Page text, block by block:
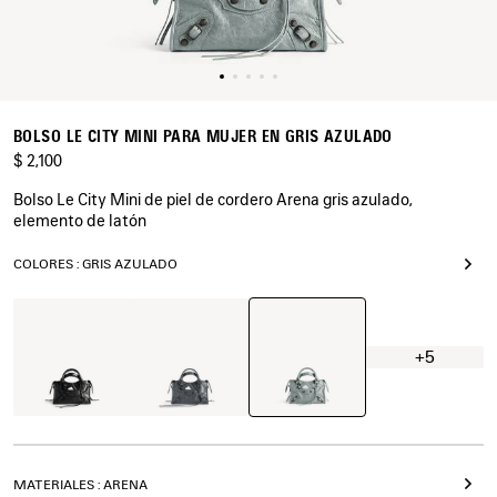
BOLSO LE CITY MINI PARA MUJER EN GRIS AZULADO
$ 2,100
Bolso Le City Mini de piel de cordero Arena gris azulado,
elemento de latón
COLORES : GRIS AZULADO
Gris
+5
MATERIALES : ARENA